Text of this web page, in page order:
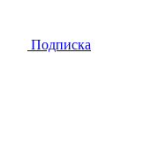
Подписка